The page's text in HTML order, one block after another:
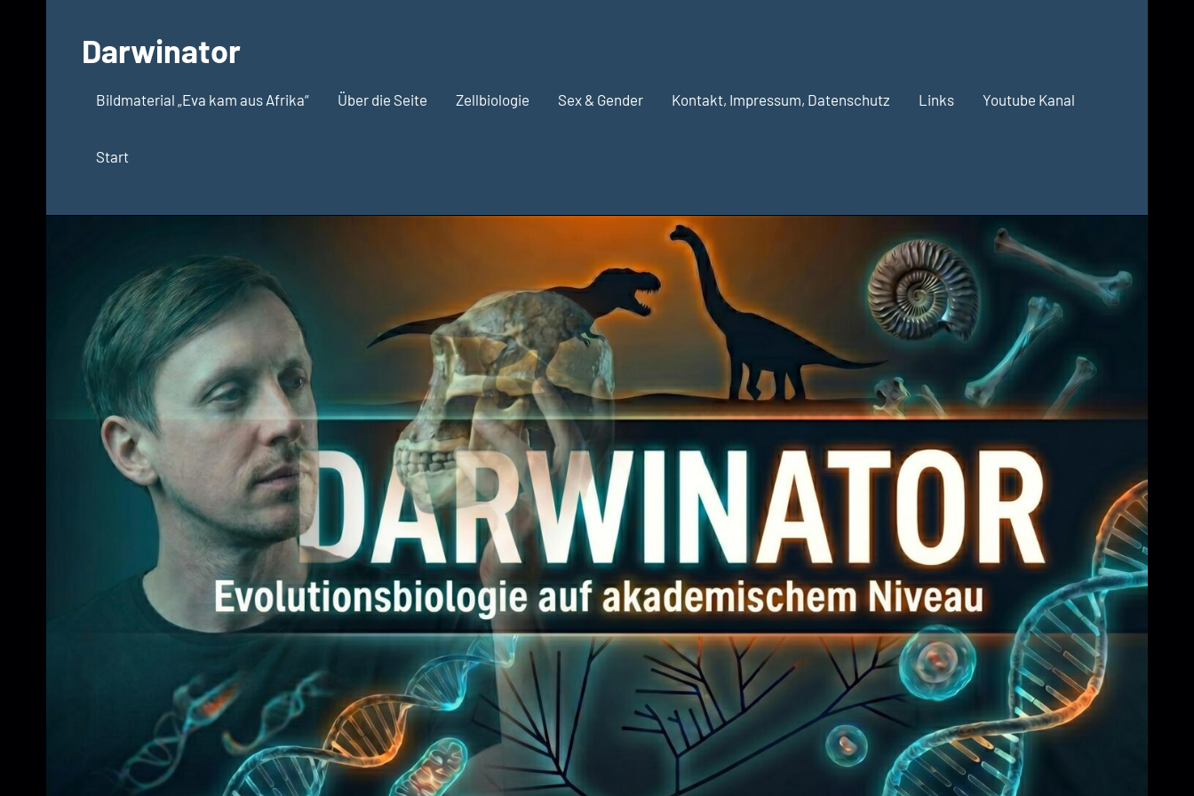
springenDarwinator
Evolutionsbiologie
Bildmaterial „Eva kam aus Afrika“ Über die Seite Zellbiologie Sex & Gender Kontakt, Impressum, Datenschutz Links Youtube Kanal
Start